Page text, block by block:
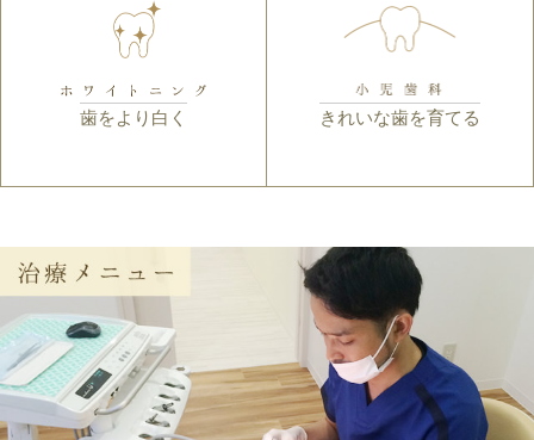
歯をより白く きれいな歯を育てる